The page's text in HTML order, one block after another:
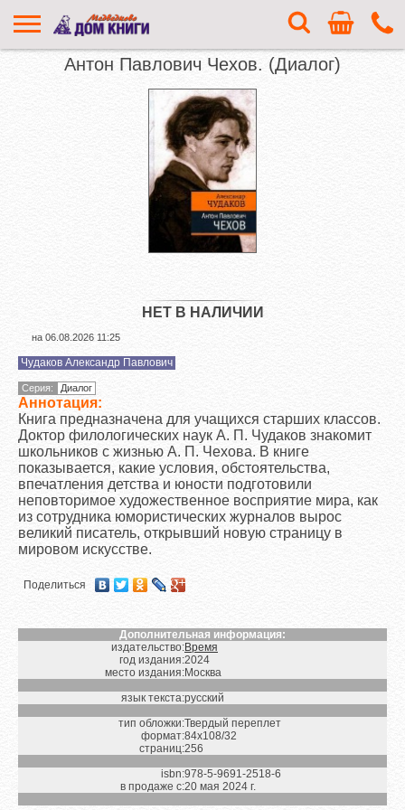
Антон Павлович Чехов. (Диалог)
Чудаков Александр Павлович
Серия: Диалог
Аннотация:
Книга предназначена для учащихся старших классов.
Доктор филологических наук А. П. Чудаков знакомит
школьников с жизнью А. П. Чехова. В книге
показывается, какие условия, обстоятельства,
впечатления детства и юности подготовили
неповторимое художественное восприятие мира, как
из сотрудника юмористических журналов вырос
великий писатель, открывший новую страницу в
мировом искусстве.
Поделиться
Дополнительная информация:
издательство:Время
год издания:2024
место издания:Москва
язык текста:русский
тип обложки:Твердый переплет
формат:84х108/32
страниц:256
isbn:978-5-9691-2518-6
в продаже с:20 мая 2024 г.
НЕТ В НАЛИЧИИ
на 06.08.2026 11:25